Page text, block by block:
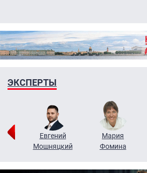
ЭКСПЕРТЫ
Евгений
Мошняцкий
Мария
Фомина